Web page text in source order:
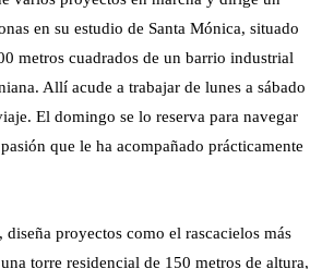
en su estudio de Santa Mónica, situado
metros cuadrados de un barrio industrial
Allí acude a trabajar de lunes a sábado
El domingo se lo reserva para navegar
que le ha acompañado prácticamente
diseña proyectos como el rascacielos más
torre residencial de 150 metros de altura,